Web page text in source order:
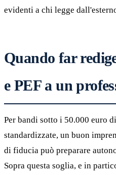
evidenti a chi legge
Quando far
e PEF a un
Per bandi sotto i 50.000 euro
standardizzate, un buon
di fiducia può preparare
Sopra questa soglia, e in